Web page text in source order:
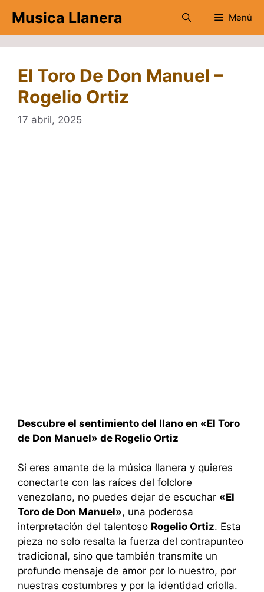
contenido
Musica Llanera Menú
El Toro De Don Manuel –
Rogelio Ortiz
17 abril, 2025
Descubre el sentimiento del llano en «El Toro
de Don Manuel» de Rogelio Ortiz
Si eres amante de la música llanera y quieres
conectarte con las raíces del folclore
venezolano, no puedes dejar de escuchar «El
Toro de Don Manuel», una poderosa
interpretación del talentoso Rogelio Ortiz. Esta
pieza no solo resalta la fuerza del contrapunteo
tradicional, sino que también transmite un
profundo mensaje de amor por lo nuestro, por
nuestras costumbres y por la identidad criolla.